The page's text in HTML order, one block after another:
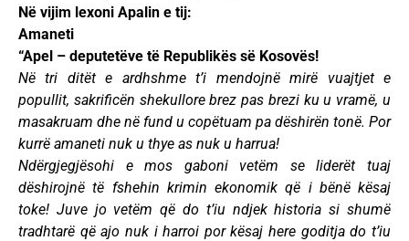
Në vijim lexoni Apalin e tij:
Amaneti
“Apel – deputetëve të Republikës së Kosovës!
Në tri ditët e ardhshme t’i mendojnë mirë vuajtjet e
popullit, sakrificën shekullore brez pas brezi ku u vramë, u
masakruam dhe në fund u copëtuam pa dëshirën tonë. Por
kurrë amaneti nuk u thye as nuk u harrua!
Ndërgjegjësohi e mos gaboni vetëm se liderët tuaj
dëshirojnë të fshehin krimin ekonomik që i bënë kësaj
toke! Juve jo vetëm që do t’iu ndjek historia si shumë
tradhtarë që ajo nuk i harroi por kësaj here goditja do t’iu